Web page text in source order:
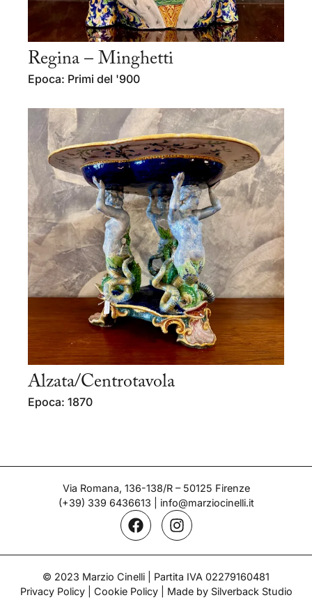
Regina – Minghetti
Epoca: Primi del '900
Alzata/Centrotavola
Epoca: 1870
Via Romana, 136-138/R – 50125 Firenze
(+39) 339 6436613
info@marziocinelli.it
© 2023 Marzio Cinelli | Partita IVA 02279160481
Privacy Policy| Cookie Policy| Made by Silverback Studio